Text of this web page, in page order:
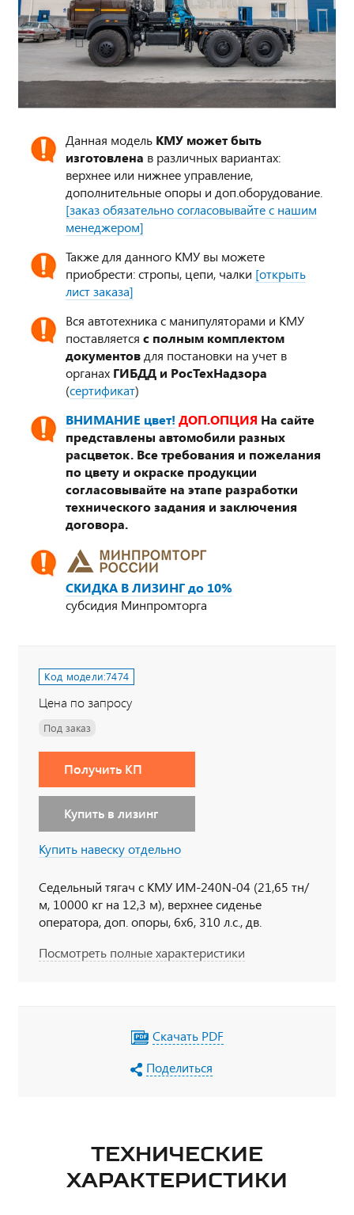
Данная модель КМУ может быть
изготовлена в различных вариантах:
верхнее или нижнее управление,
дополнительные опоры и доп.оборудование.
[заказ обязательно согласовывайте с нашим
менеджером]
Также для данного КМУ вы можете
приобрести: стропы, цепи, чалки [открыть
лист заказа]
Вся автотехника с манипуляторами и КМУ
поставляется с полным комплектом
документовдля постановки на учет в
органах ГИБДД и РосТехНадзора
(сертификат)
ВНИМАНИЕ цвет! ДОП.ОПЦИЯ На сайте
представлены автомобили разных
расцветок. Все требования и пожелания
по цвету и окраске продукции
согласовывайте на этапе разработки
технического задания и заключения
договора.
СКИДКА В ЛИЗИНГ до 10%
субсидия Минпромторга
Код модели:7474
Цена по запросу
Под заказ
Получить КП
Купить в лизинг
Купить навеску отдельно
Седельный тягач с КМУ ИМ-240N-04 (21,65 тн/
м, 10000 кг на 12,3 м), верхнее сиденье
оператора, доп. опоры, 6х6, 310 л.с., дв.
Посмотреть полные характеристики
Скачать PDF
Поделиться
ТЕХНИЧЕСКИЕ
ХАРАКТЕРИСТИКИ